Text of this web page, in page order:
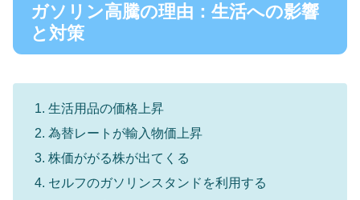
ガソリン高騰の理由：生活への影響
と対策
生活用品の価格上昇
為替レートが輸入物価上昇
株価ががる株が出てくる
セルフのガソリンスタンドを利用する